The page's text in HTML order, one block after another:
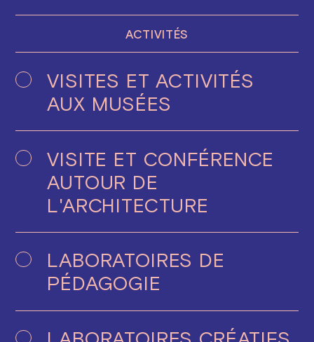
ACTIVITÉS
VISITES ET ACTIVITÉS
AUX MUSÉES
VISITE ET CONFÉRENCE
AUTOUR DE
L'ARCHITECTURE
LABORATOIRES DE
PÉDAGOGIE